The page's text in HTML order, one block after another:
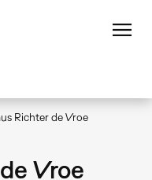
Richter de Vroe
Vroe